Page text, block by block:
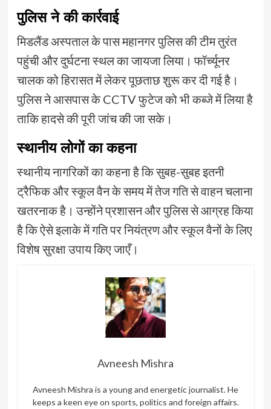
पुलिस ने की कार्रवाई
मिडलैंड अस्पताल के पास महानगर पुलिस की टीम तुरंत
पहुंची और दुर्घटना स्थल का जायजा लिया। फॉर्च्यूनर
चालक को हिरासत में लेकर पूछताछ शुरू कर दी गई है।
पुलिस ने आसपास के CCTV फुटेज को भी कब्जे में लिया है
ताकि हादसे की पूरी जांच की जा सके।
स्थानीय लोगों का कहना
स्थानीय नागरिकों का कहना है कि सुबह-सुबह इतनी
ट्रैफिक और स्कूल वैन के समय में तेज गति से वाहन चलाना
खतरनाक है। उन्होंने प्रशासन और पुलिस से आग्रह किया
है कि ऐसे इलाके में गति पर नियंत्रण और स्कूल वैनों के लिए
विशेष सुरक्षा उपाय किए जाएँ।
Avneesh Mishra
Avneesh Mishra is a young and energetic journalist. He
keeps a keen eye on sports, politics and foreign affairs.